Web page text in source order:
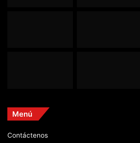
Menú
Contáctenos